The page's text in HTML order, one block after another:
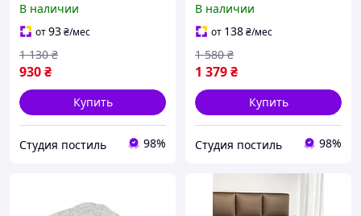
В наличии
от93₴/мес
930₴
1 130 ₴
Купить
Студия постиль 98%
В наличии
от 138₴/мес
1 379₴
1 580 ₴
Купить
Студия постиль 98%